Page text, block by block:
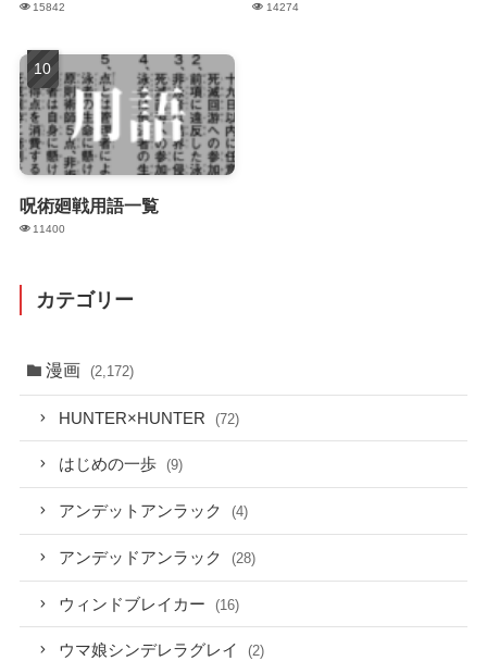
15842 14274
呪術廻戦用語一覧
11400
カテゴリー
漫画 (2,172)
HUNTER×HUNTER (72)
はじめの一歩 (9)
アンデットアンラック (4)
アンデッドアンラック (28)
ウィンドブレイカー (16)
ウマ娘シンデレラグレイ (2)